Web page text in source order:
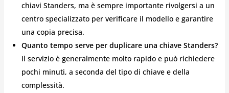
chiavi Standers, ma è sempre importante rivolgersi a un
centro specializzato per verificare il modello e garantire
una copia precisa.
Quanto tempo serve per duplicare una chiave Standers?
Il servizio è generalmente molto rapido e può richiedere
pochi minuti, a seconda del tipo di chiave e della
complessità.